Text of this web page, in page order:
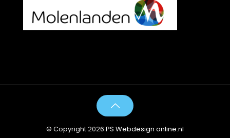
© Copyright 2026 PS Webdesign online.nl